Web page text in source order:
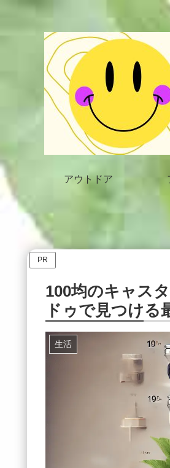
アウトドア
PR
100均のキャス
ドゥで見つける
生活